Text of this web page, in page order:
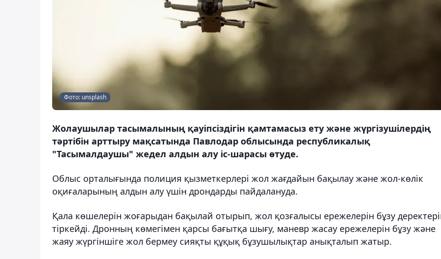
Фото: unsplash
Жолаушылар тасымалының қауіпсіздігін қамтамасыз ету және жүргізушілердің
тәртібін арттыру мақсатында Павлодар облысында республикалық
"Тасымалдаушы" жедел алдын алу іс-шарасы өтуде.
Облыс орталығында полиция қызметкерлері жол жағдайын бақылау және жол-көлік
оқиғаларының алдын алу үшін дрондарды пайдалануда.
Қала көшелерін жоғарыдан бақылай отырып, жол қозғалысы ережелерін бұзу
тіркейді. Дронның көмегімен қарсы бағытқа шығу, маневр жасау ережелерін бұзу және
жаяу жүргіншіге жол бермеу сияқты құқық бұзушылықтар анықталып жатыр.